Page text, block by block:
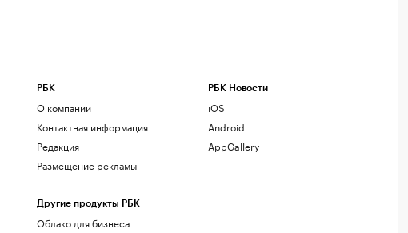
РБК
О компании
Контактная информация
Редакция
Размещение рекламы
Другие продукты РБК
Облако для бизнеса
РБК Новости
iOS
Android
AppGallery